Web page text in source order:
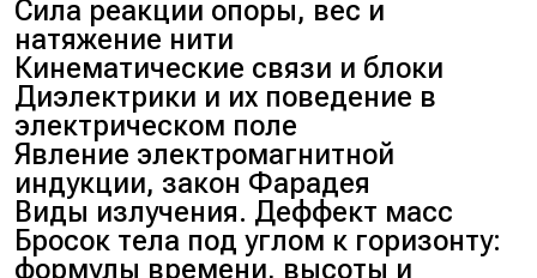
Сила реакции опоры, вес и
натяжение нити
Кинематические связи и блоки
Диэлектрики и их поведение в
электрическом поле
Явление электромагнитной
индукции, закон Фарадея
Виды излучения. Деффект масс
Бросок тела под углом к горизонту:
формулы времени, высоты и